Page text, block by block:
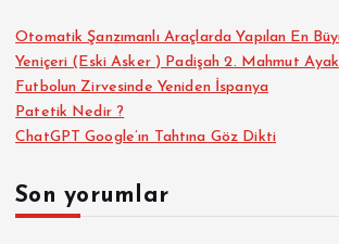
Otomatik Şanzımanlı Araçlarda Yapılan En
Yeniçeri (Eski Asker ) Padişah 2. Mahmut
Futbolun Zirvesinde Yeniden İspanya
Patetik Nedir ?
ChatGPT Google’ın Tahtına Göz Dikti
Son yorumlar